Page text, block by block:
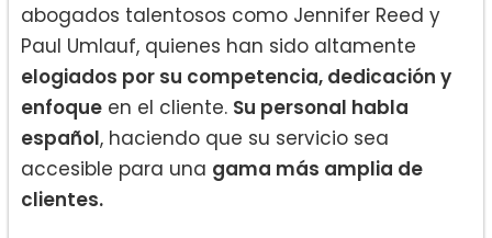
abogados talentosos como Jennifer Reed y
Paul Umlauf, quienes han sido altamente
elogiados por su competencia, dedicación y
enfoque en el cliente. Su personal habla
español, haciendo que su servicio sea
accesible para una gama más amplia de
clientes.